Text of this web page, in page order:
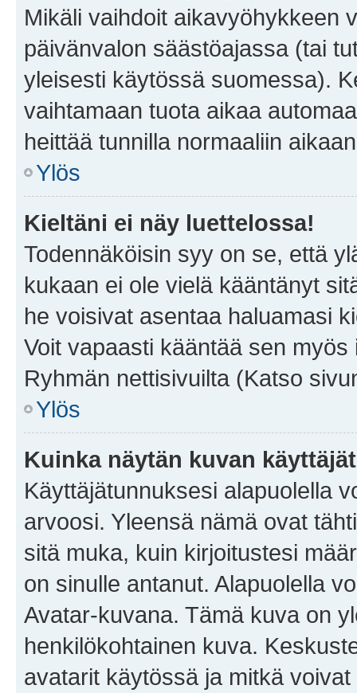
Mikäli vaihdoit aikavyöhykkeen
päivänvalon säästöajassa (tai
yleisesti käytössä suomessa).
vaihtamaan tuota aikaa
heittää tunnilla normaaliin
Ylös
Kieltäni ei näy luettelossa!
Todennäköisin syy on se, että
kukaan ei ole vielä kääntänyt
he voisivat asentaa haluamasi
Voit vapaasti kääntää sen
Ryhmän nettisivuilta (Katso
Ylös
Kuinka näytän kuvan
Käyttäjätunnuksesi alapuolella
arvoosi. Yleensä nämä ovat
sitä muka, kuin kirjoitustesi
on sinulle antanut. Alapuolella
Avatar-kuvana. Tämä kuva on
henkilökohtainen kuva.
avatarit käytössä ja mitkä